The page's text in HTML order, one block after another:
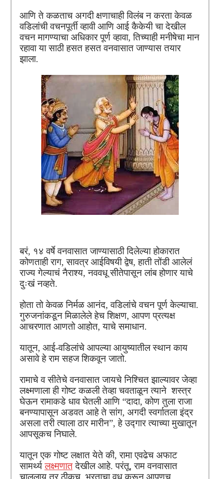
आणि ते कळताच अगदी क्षणाचाही विलंब न करता केवळ
वडिलांची वचनपूर्ती व्हावी आणि आई कैकेयी चा देखील
वचन मागण्याचा अधिकार पूर्ण व्हावा, तिच्याही मनीषेचा मान
रहावा या साठी हसत हसत वनवासात जाण्यास तयार
झाला.
बरं, १४ वर्षे वनवासात जाण्यासाठी दिलेल्या होकारात
कोणताही राग, सावत्र आईविषयी द्वेष, हाती तोंडी आलेलं
राज्य गेल्याचं नैराश्य, नववधू सीतेपासून लांब होणार याचे
दुःखं नव्हते.
होता तो केवळ निर्मळ आनंद, वडिलांचे वचन पूर्ण केल्याचा.
गुरुजनांकडून मिळालेले हेच शिक्षण, आपण प्रत्यक्ष
आचरणात आणतो आहोत, याचे समाधान.
यातून, आई-वडिलांचे आपल्या आयुष्यातील स्थान काय
असावे हे राम सहज शिकवून जातो.
रामाचे व सीतेचे वनवासात जायचे निश्चित झाल्यावर जेव्हा
लक्ष्मणाला ही गोष्ट कळली तेव्हा चवताळून त्याने शस्त्र
घेऊन रामाकडे धाव घेतली आणि “दादा, कोण तुला राजा
बनण्यापासून अडवत आहे ते सांग, अगदी स्वर्गातला इंद्र
असला तरी त्याला ठार मारीन”, हे उद्गार त्याच्या मुखातून
आपसूकच निघाले.
यातून एक गोष्ट लक्षात येते की, रामा एवढेच अफाट
सामर्थ्यलक्ष्मणातदेखील आहे. परंतू, राम वनवासात
चाललाय तर ठीकच, भरताचा वध करून आपणच